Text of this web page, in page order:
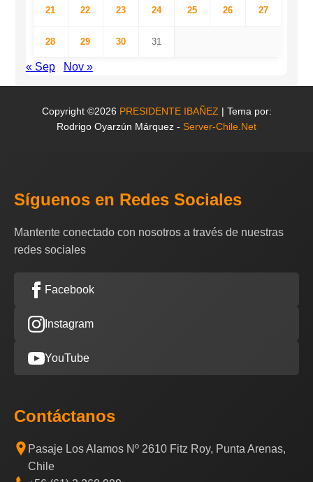
21 22 23 24 25 26 27
28 29 30 31
« Sep Nov »
Copyright ©2026 PRESIDENTE IBAÑEZ | Tema por:
Rodrigo Oyarzún Márquez - Server-Chile.Net
Síguenos en Redes Sociales
Mantente conectado con nosotros a través de nuestras
redes sociales
Facebook
Instagram
YouTube
Contáctanos
Pasaje Los Alamos Nº 2610 Fitz Roy, Punta Arenas,
Chile